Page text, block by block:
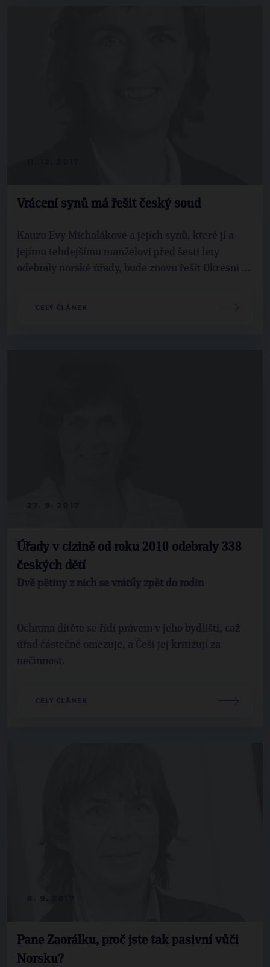
Vrácení synů má řešit český soud
Kauzu Evy Michalákové a jejích synů, které jí a
jejímu tehdejšímu manželovi před šesti lety
odebraly norské úřady, bude znovu řešit Okresní ...
CELÝ ČLÁNEK
Úřady v cizině od roku 2010 odebraly 338
českých dětí
Dvě pětiny z nich se vrátily zpět do rodin
Ochrana dítěte se řídí právem v jeho bydlišti, což
úřad částečně omezuje, a Češi jej kritizují za
nečinnost.
CELÝ ČLÁNEK
Pane Zaorálku, proč jste tak pasivní vůči
Norsku?